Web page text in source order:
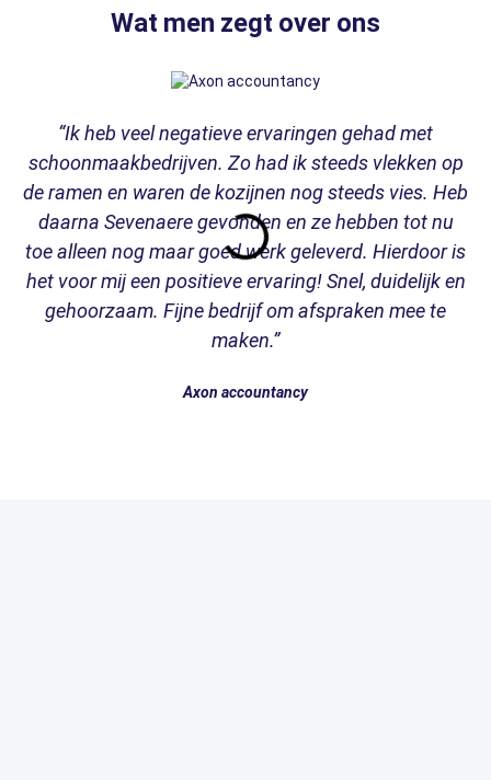
Wat men zegt over ons
“Ik heb veel negatieve ervaringen gehad met
schoonmaakbedrijven. Zo had ik steeds vlekken op
de ramen en waren de kozijnen nog steeds vies. Heb
daarna Sevenaere gevonden en ze hebben tot nu
toe alleen nog maar goed werk geleverd. Hierdoor is
het voor mij een positieve ervaring! Snel, duidelijk en
gehoorzaam. Fijne bedrijf om afspraken mee te
maken.”
Axon accountancy